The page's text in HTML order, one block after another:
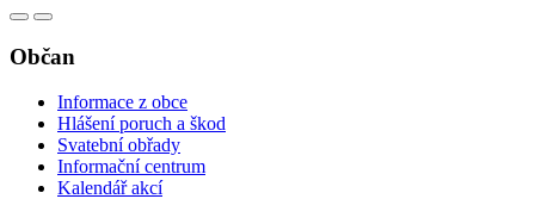
Občan
Informace z obce
Hlášení poruch a škod
Svatební obřady
Informační centrum
Kalendář akcí